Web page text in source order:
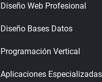
Diseño Web Profesional
Diseño Bases Datos
Programación Vertical
Aplicaciones Especializadas